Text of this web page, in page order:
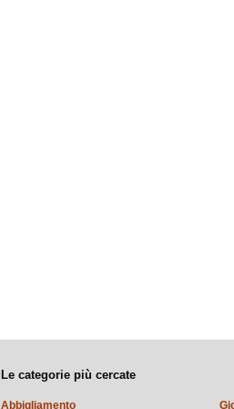
Le categorie più cercate
Abbigliamento